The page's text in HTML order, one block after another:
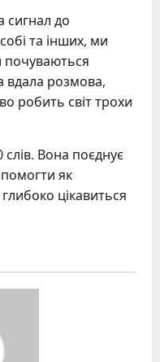
сигнал до
та інших, ми
почуваються
вдала розмова,
робить світ трохи
слів. Вона поєднує
як
цікавиться